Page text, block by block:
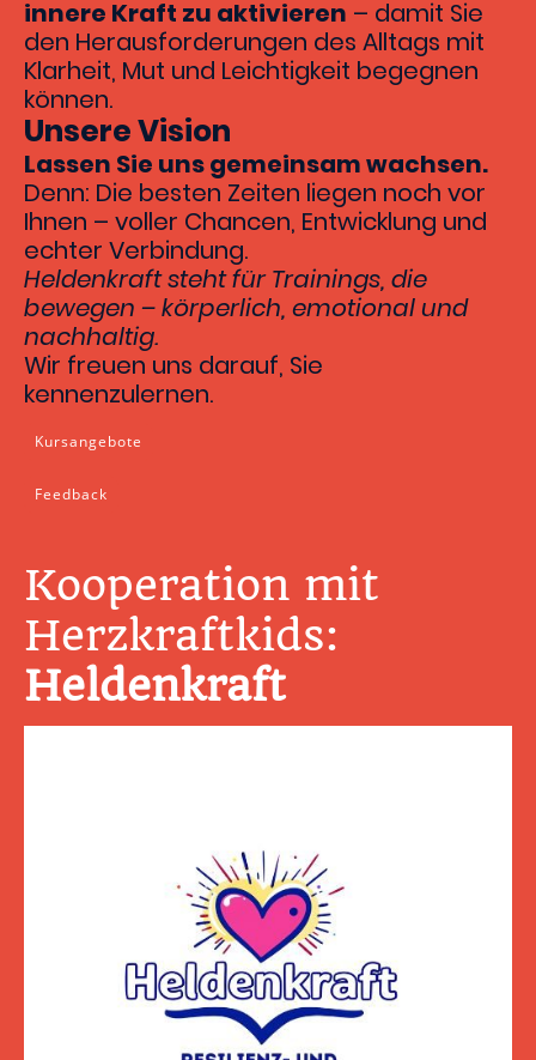
innere Kraft zu aktivieren – damit Sie
den Herausforderungen des Alltags mit
Klarheit, Mut und Leichtigkeit begegnen
können.
Unsere Vision
Lassen Sie uns gemeinsam wachsen.
Denn: Die besten Zeiten liegen noch vor
Ihnen – voller Chancen, Entwicklung und
echter Verbindung.
Heldenkraft steht für Trainings, die
bewegen – körperlich, emotional und
nachhaltig.
Wir freuen uns darauf, Sie
kennenzulernen.
Kursangebote
Feedback
Kooperation mit
Herzkraftkids:
Heldenkraft